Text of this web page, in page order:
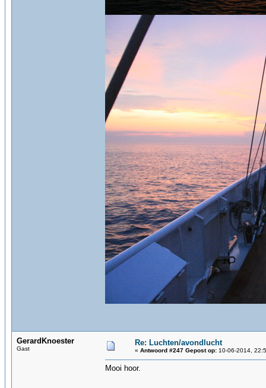
GerardKnoester
Gast
Re: Luchten/avondlucht
« Antwoord #247 Gepost op: 10-06-2014,
Mooi hoor.